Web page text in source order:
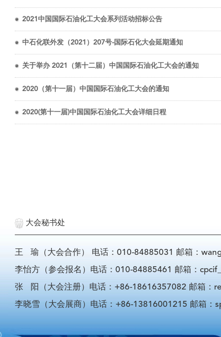
2021中国国际石油化工大会系列活动招标公告
中石化联外发（2021）207号-国际石化大会延期通知
关于举办 2021（第十二届）中国国际石油化工大会的通知
2020（第十一届）中国国际石油化工大会的通知
2020(第十一届)中国国际石油化工大会详细日程
大会秘书处
王 瑜（大会合作） 电话：010-84885031 邮箱：
李怡方（参会报名）电话：010-84885461 邮箱：
张 阳（大会注册）电话：+86-18616357082 邮箱：
李晓雪（大会展商）电话：+86-13816001215 邮箱：